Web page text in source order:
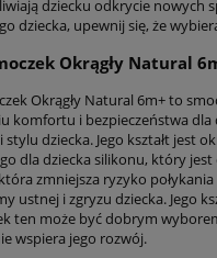
dziecku odkrycie nowych
dziecka, upewnij się, że
Okrągły Natural
Okrągły Natural 6m+ to
komfortu i bezpieczeństwa
stylu dziecka. Jego kształt jest
dla dziecka silikonu, który
zmniejsza ryzyko
ustnej i zgryzu dziecka. Jego
ten może być dobrym
wspiera jego rozwój.